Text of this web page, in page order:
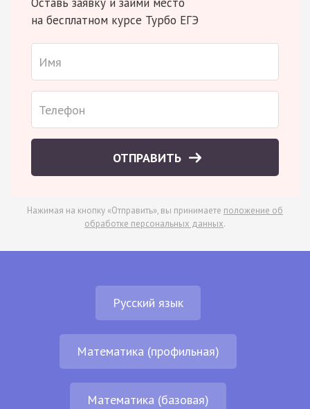
Оставь заявку и займи место
на бесплатном курсе Турбо ЕГЭ
ОТПРАВИТЬ
Нажимая на кнопку «Отправить», вы принимаете положение об
обработке персональных данных.
Русский язык
Математика (профильная)
Математика (базовая)